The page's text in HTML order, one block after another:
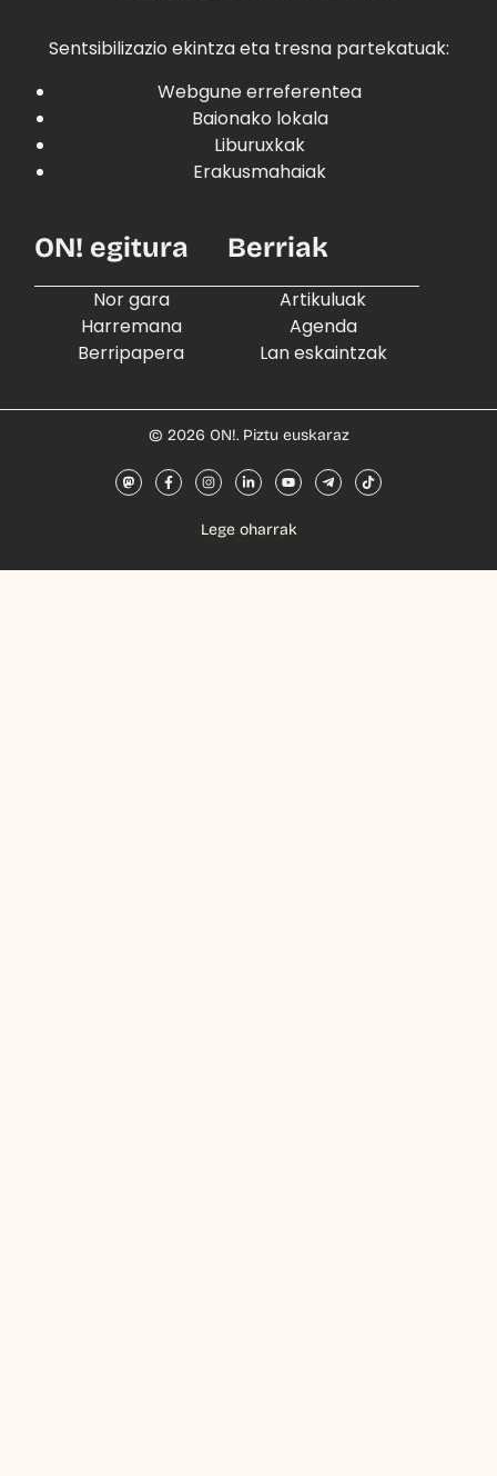
Sentsibilizazio ekintza eta tresna partekatuak:
Webgune erreferentea
Baionako lokala
Liburuxkak
Erakusmahaiak
ON! egitura
Nor gara
Harremana
Berripapera
Berriak
Artikuluak
Agenda
Lan eskaintzak
© 2026 ON!. Piztu euskaraz
Lege oharrak